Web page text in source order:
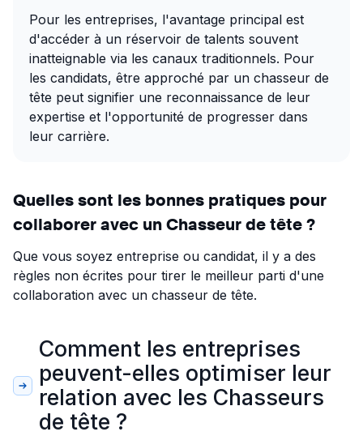
Pour les entreprises, l'avantage principal est
d'accéder à un réservoir de talents souvent
inatteignable via les canaux traditionnels. Pour
les candidats, être approché par un chasseur de
tête peut signifier une reconnaissance de leur
expertise et l'opportunité de progresser dans
leur carrière.
Quelles sont les bonnes pratiques pour
collaborer avec un Chasseur de tête ?
Que vous soyez entreprise ou candidat, il y a des
règles non écrites pour tirer le meilleur parti d'une
collaboration avec un chasseur de tête.
Comment les entreprises
peuvent-elles optimiser leur
relation avec les Chasseurs
de tête ?